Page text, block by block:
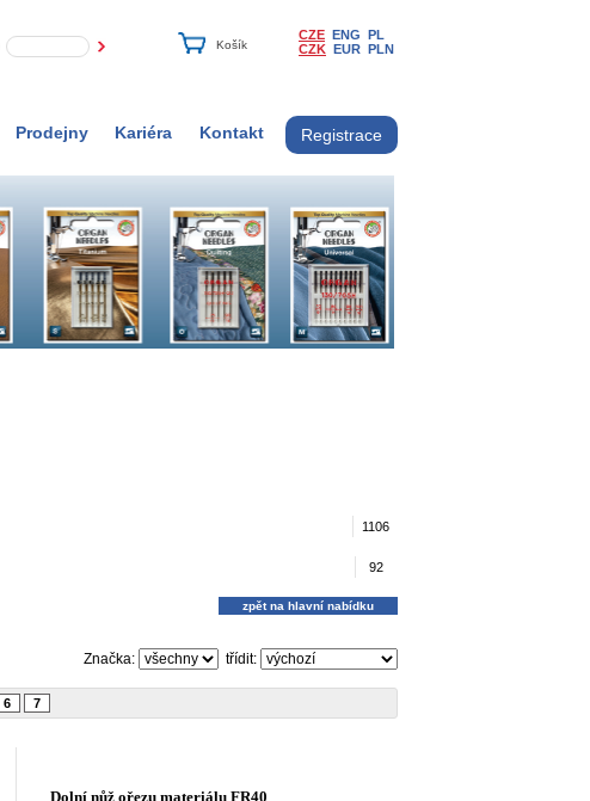
CZE ENG PL
CZK EUR PLN
Prodejny Kariéra Kontakt Registrace
1106
92
zpět na hlavní nabídku
třídit:
Značka:
6 7
Dolní nůž ořezu materiálu FR40